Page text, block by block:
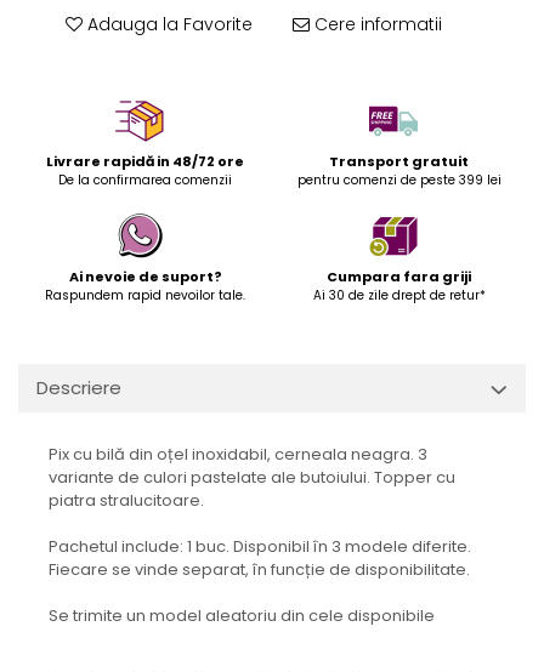
Adauga la Favorite Cere informatii
Livrare rapidă in 48/72 ore
De la confirmarea comenzii
Transport gratuit
pentru comenzi de peste 399 lei
Ai nevoie de suport?
Raspundem rapid nevoilor tale.
Cumpara fara griji
Ai 30 de zile drept de retur*
Descriere
Pix cu bilă din oțel inoxidabil, cerneala neagra. 3
variante de culori pastelate ale butoiului. Topper cu
piatra stralucitoare.
Pachetul include: 1 buc. Disponibil în 3 modele diferite.
Fiecare se vinde separat, în funcție de disponibilitate.
Se trimite un model aleatoriu din cele disponibile